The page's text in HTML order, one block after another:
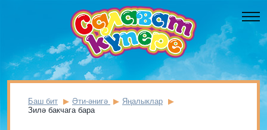
Баш бит Әти-әнигә
Яңалыклар
Зилә бакчага бара